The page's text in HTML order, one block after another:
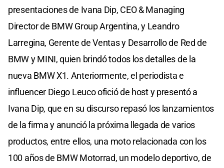
presentaciones de Ivana Dip, CEO & Managing
Director de BMW Group Argentina, y Leandro
Larregina, Gerente de Ventas y Desarrollo de Red de
BMW y MINI, quien brindó todos los detalles de la
nueva BMW X1. Anteriormente, el periodista e
influencer Diego Leuco ofició de host y presentó a
Ivana Dip, que en su discurso repasó los lanzamientos
de la firma y anunció la próxima llegada de varios
productos, entre ellos, una moto relacionada con los
100 años de BMW Motorrad, un modelo deportivo, de